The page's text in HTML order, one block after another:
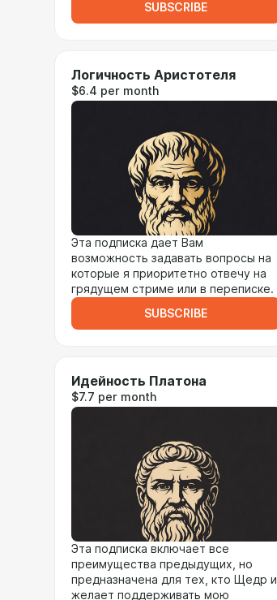
SUBSCRIBE
Логичность Аристотеля
$6.4 per month
Эта подписка дает Вам
возможность задавать вопросы на
которые я приоритетно отвечу на
грядущем стриме или в переписке.
SUBSCRIBE
Идейность Платона
$7.7 per month
Эта подписка включает все
преимущества предыдущих, но
предназначена для тех, кто Щедр и
желает поддерживать мою